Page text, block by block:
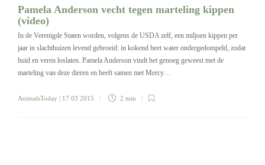
Pamela Anderson vecht tegen marteling kippen
(video)
In de Verenigde Staten worden, volgens de USDA zelf, een miljoen kippen per
jaar in slachthuizen levend gebroeid: in kokend heet water ondergedompeld, zodat
huid en veren loslaten. Pamela Anderson vindt het genoeg geweest met de
marteling van deze dieren en heeft samen met Mercy…
AnimalsToday | 17 03 2015 2 min